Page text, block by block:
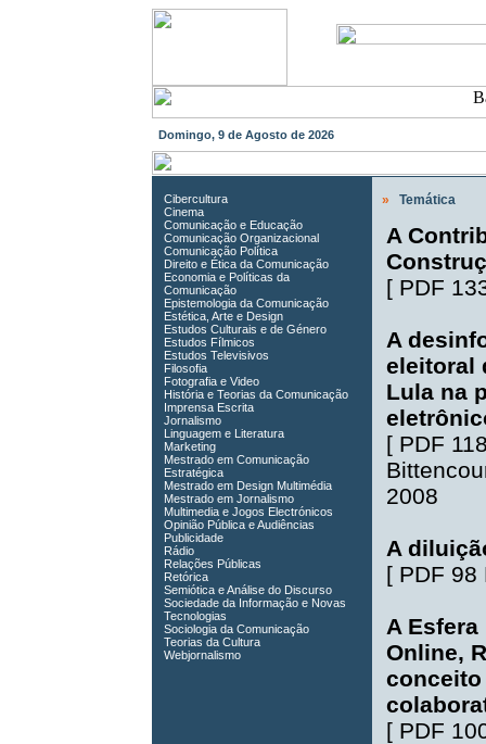
Domingo, 9 de Agosto de 2026
Cibercultura
Cinema
Comunicação e Educação
Comunicação Organizacional
Comunicação Política
Direito e Ética da Comunicação
Economia e Políticas da
Comunicação
Epistemologia da Comunicação
Estética, Arte e Design
Estudos Culturais e de Género
Estudos Fílmicos
Estudos Televisivos
Filosofia
Fotografia e Video
História e Teorias da Comunicação
Imprensa Escrita
Jornalismo
Linguagem e Literatura
Marketing
Mestrado em Comunicação
Estratégica
Mestrado em Design Multimédia
Mestrado em Jornalismo
Multimedia e Jogos Electrónicos
Opinião Pública e Audiências
Publicidade
Rádio
Relações Públicas
Retórica
Semiótica e Análise do Discurso
Sociedade da Informação e Novas
Tecnologias
Sociologia da Comunicação
Teorias da Cultura
Webjornalismo
» Temática
A
[ PDF
A
eleitoral
Lula na
[ PDF
2008
A
[ PDF 98
A
Online,
conceito
[ PDF